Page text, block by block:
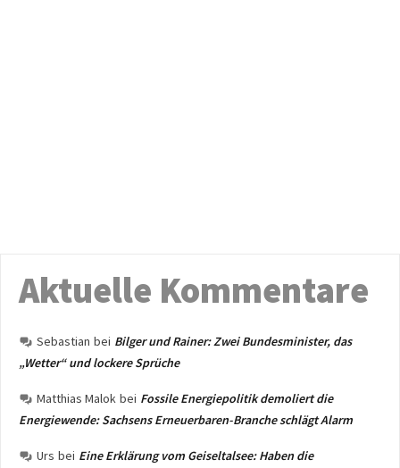
Aktuelle Kommentare
Sebastian bei Bilger und Rainer: Zwei Bundesminister, das
„Wetter“ und lockere Sprüche
Matthias Malok bei Fossile Energiepolitik demoliert die
Energiewende: Sachsens Erneuerbaren-Branche schlägt Alarm
Urs bei Eine Erklärung vom Geiseltalsee: Haben die